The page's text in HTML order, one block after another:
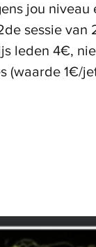
jou niveau
sessie van
leden 4€,